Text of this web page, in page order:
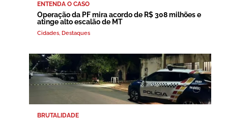
ENTENDA O CASO
Operação da PF mira acordo de R$ 308 milhões e
atinge alto escalão de MT
Cidades, Destaques
BRUTALIDADE